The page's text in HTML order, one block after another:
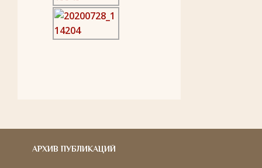
АРХИВ ПУБЛИКАЦИЙ